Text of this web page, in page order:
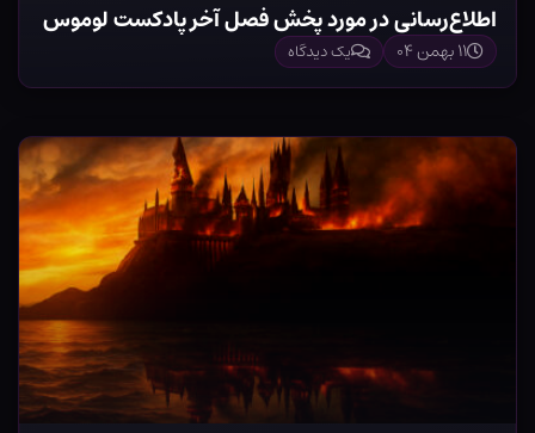
اطلاع‌رسانی در مورد پخش فصل آخر پادکست لوموس
۱۱ بهمن ۰۴ یک دیدگاه